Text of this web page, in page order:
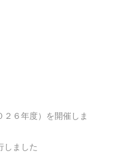
６年度）を開催しま
しました